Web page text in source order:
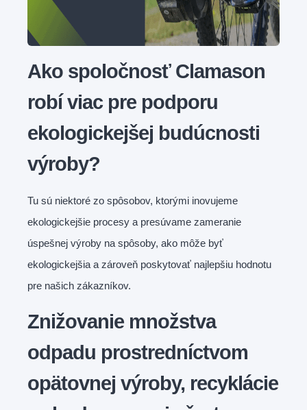
Ako spoločnosť Clamason
robí viac pre podporu
ekologickejšej budúcnosti
výroby?
Tu sú niektoré zo spôsobov, ktorými inovujeme
ekologickejšie procesy a presúvame zameranie
úspešnej výroby na spôsoby, ako môže byť
ekologickejšia a zároveň poskytovať najlepšiu hodnotu
pre našich zákazníkov.
Znižovanie množstva
odpadu prostredníctvom
opätovnej výroby, recyklácie